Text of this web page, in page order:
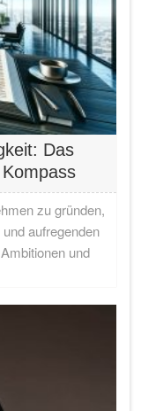
Das
zu gründen,
aufregenden
und